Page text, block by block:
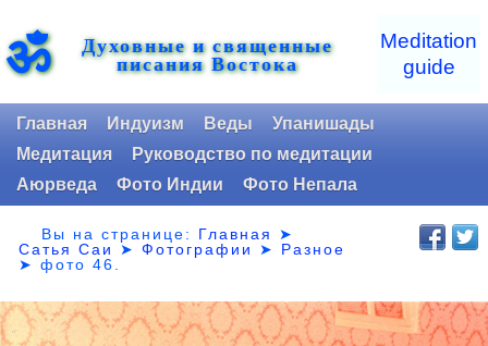
ॐ Духовные и священные
писания Востока
Meditation
guide
Главная Индуизм Веды
Упанишады
Медитация
Руководство по медитации
Аюрведа
Фото Индии Фото Непала
Вы на странице: Главная
➤
Сатья Саи
➤Фотографии ➤ Разное
➤фото 46.